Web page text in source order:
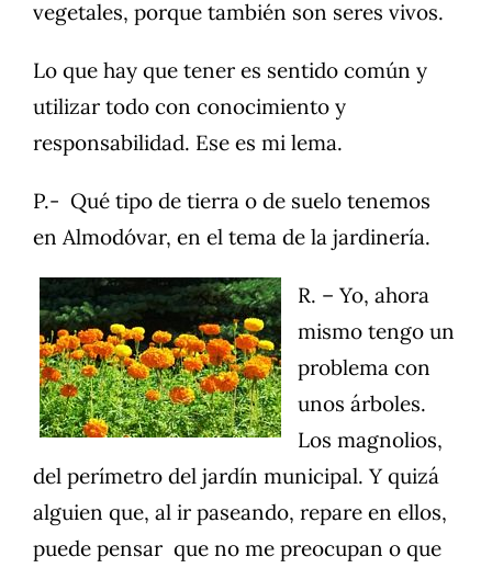
vegetales, porque también son seres vivos.
Lo que hay que tener es sentido común y
utilizar todo con conocimiento y
responsabilidad. Ese es mi lema.
P.- Qué tipo de tierra o de suelo tenemos
en Almodóvar, en el tema de la jardinería.
R. – Yo, ahora
mismo tengo un
problema con
unos árboles.
Los magnolios,
del perímetro del jardín municipal. Y quizá
alguien que, al ir paseando, repare en ellos,
puede pensar que no me preocupan o que